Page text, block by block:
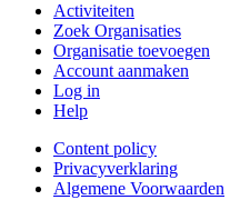
Activiteiten
Zoek Organisaties
Organisatie toevoegen
Account aanmaken
Log in
Help
Content policy
Privacyverklaring
Algemene Voorwaarden